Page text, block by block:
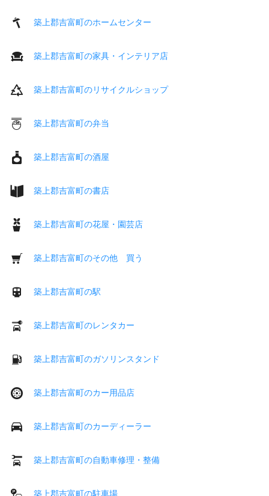
築上郡吉富町のホームセンター
築上郡吉富町の家具・インテリア店
築上郡吉富町のリサイクルショップ
築上郡吉富町の弁当
築上郡吉富町の酒屋
築上郡吉富町の書店
築上郡吉富町の花屋・園芸店
築上郡吉富町のその他 買う
築上郡吉富町の駅
築上郡吉富町のレンタカー
築上郡吉富町のガソリンスタンド
築上郡吉富町のカー用品店
築上郡吉富町のカーディーラー
築上郡吉富町の自動車修理・整備
築上郡吉富町の駐車場